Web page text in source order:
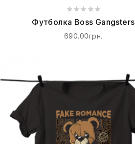
Футболка Boss Gangsters
690.00грн.